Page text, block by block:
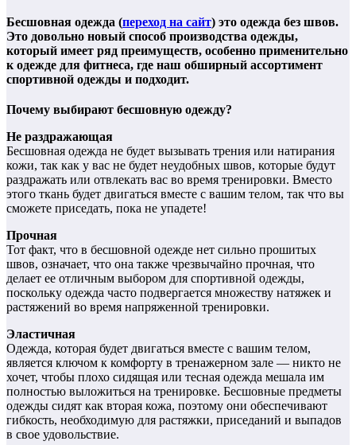
Бесшовная одежда (переход на сайт) это одежда без швов.
Это довольно новый способ производства одежды,
который имеет ряд преимуществ, особенно применительно
к одежде для фитнеса, где наш обширный ассортимент
спортивной одежды и подходит.
Почему выбирают бесшовную одежду?
Не раздражающая
Бесшовная одежда не будет вызывать трения или натирания
кожи, так как у вас не будет неудобных швов, которые будут
раздражать или отвлекать вас во время тренировки. Вместо
этого ткань будет двигаться вместе с вашим телом, так что вы
сможете приседать, пока не упадете!
Прочная
Тот факт, что в бесшовной одежде нет сильно прошитых
швов, означает, что она также чрезвычайно прочная, что
делает ее отличным выбором для спортивной одежды,
поскольку одежда часто подвергается множеству натяжек и
растяжений во время напряженной тренировки.
Эластичная
Одежда, которая будет двигаться вместе с вашим телом,
является ключом к комфорту в тренажерном зале — никто не
хочет, чтобы плохо сидящая или тесная одежда мешала им
полностью выложиться на тренировке. Бесшовные предметы
одежды сидят как вторая кожа, поэтому они обеспечивают
гибкость, необходимую для растяжки, приседаний и выпадов
в свое удовольствие.